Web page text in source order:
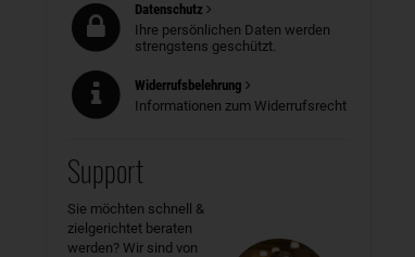
Datenschutz
Ihre persönlichen Daten werden
strengstens geschützt.
Widerrufsbelehrung
Informationen zum Widerrufsrecht
Support
Sie möchten schnell &
zielgerichtet beraten
werden? Wir sind von